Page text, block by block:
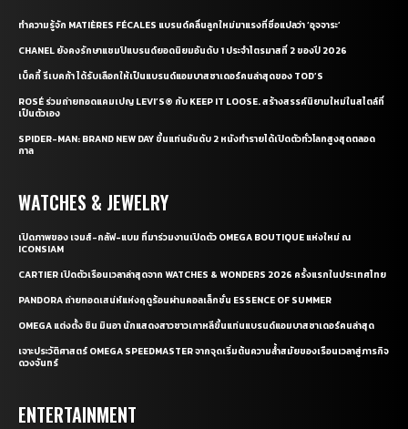
ทำความรู้จัก MATIÈRES FÉCALES แบรนด์คลื่นลูกใหม่มาแรงที่ชื่อแปลว่า ‘อุจจาระ’
CHANEL ยังคงรักษาแชมป์แบรนด์ยอดนิยมอันดับ 1 ประจำไตรมาสที่ 2 ของปี 2026
เบ็คกี้ รีเบคก้า ได้รับเลือกให้เป็นแบรนด์แอมบาสซาเดอร์คนล่าสุดของ TOD’S
ROSÉ ร่วมถ่ายทอดแคมเปญ LEVI’S® กับ KEEP IT LOOSE. สร้างสรรค์นิยามใหม่ในสไตล์ที่
เป็นตัวเอง
SPIDER-MAN: BRAND NEW DAY ขึ้นแท่นอันดับ 2 หนังทำรายได้เปิดตัวทั่วโลกสูงสุดตลอด
กาล
WATCHES & JEWELRY
เปิดภาพของ เจมส์-กลัฟ-แบม ที่มาร่วมงานเปิดตัว OMEGA BOUTIQUE แห่งใหม่ ณ
ICONSIAM
CARTIER เปิดตัวเรือนเวลาล่าสุดจาก WATCHES & WONDERS 2026 ครั้งแรกในประเทศไทย
PANDORA ถ่ายทอดเสน่ห์แห่งฤดูร้อนผ่านคอลเล็กชั่น ESSENCE OF SUMMER
OMEGA แต่งตั้ง ชิน มินอา นักแสดงสาวชาวเกาหลีขึ้นแท่นแบรนด์แอมบาสซาเดอร์คนล่าสุด
เจาะประวัติศาสตร์ OMEGA SPEEDMASTER จากจุดเริ่มต้นความล้ำสมัยของเรือนเวลาสู่ภารกิจ
ดวงจันทร์
ENTERTAINMENT